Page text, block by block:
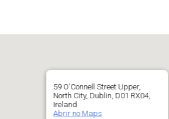
59 O'Connell Street Upper,
North City, Dublin, D01 RX04,
Ireland
Abrir no Maps